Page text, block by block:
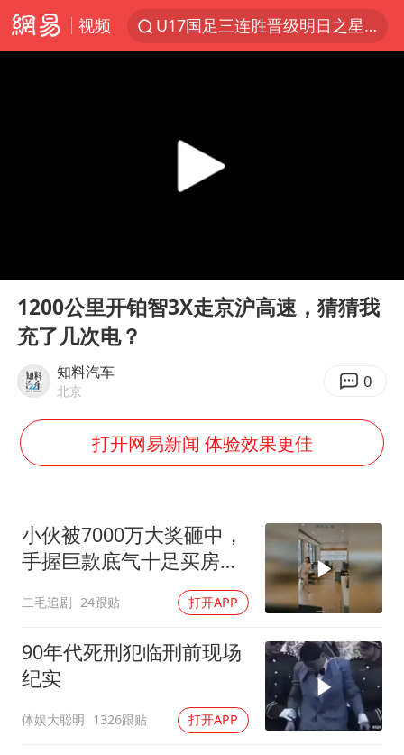
视频
U17国足三连胜晋级明日之星半决赛
百花奖开幕式
国防部：中国军队坚决反制任何闹海挑衅图谋
立秋养生千万避开六大误区
全国睡眠舒适度地图
夯实基础开新局
Play
1200公里开铂智3X走京沪高速，猜猜我
充了几次电？
知料汽车
北京 0
打开网易新闻 体验效果更佳
小伙被7000万大奖砸中，
手握巨款底气十足买房不
二毛追剧 24跟贴 打开APP
90年代死刑犯临刑前现场
纪实
体娱大聪明 1326跟贴 打开APP